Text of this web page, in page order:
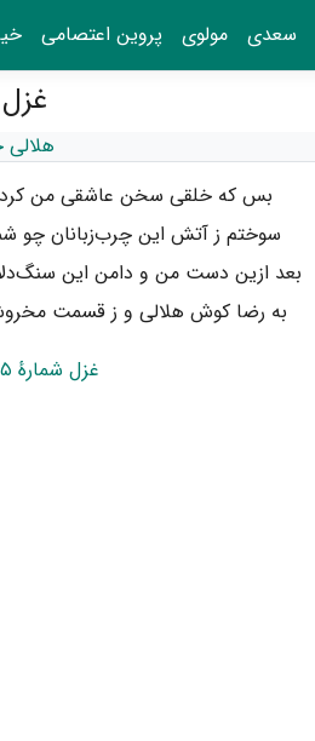
سعدی مولوی پروین اعتصامی
غزل
هلالی
بس که خلقی سخن عاشقی من
سوختم ز آتش این چرب‌زبانان چو
بعد ازین دست من و دامن این
به رضا کوش هلالی و ز قسمت
غزل شمارهٔ ۱۳۵